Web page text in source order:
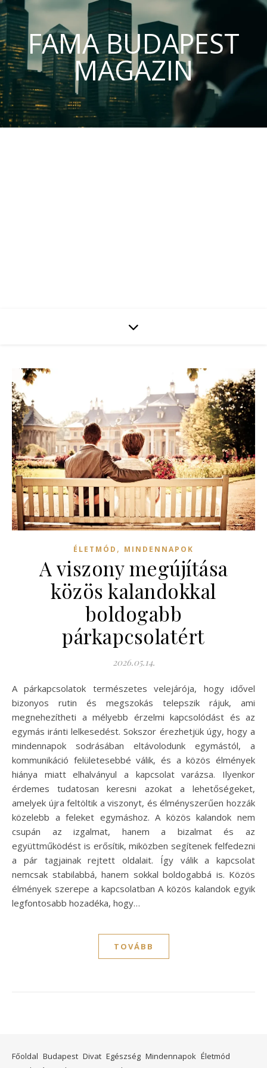
FAMA BUDAPEST
MAGAZIN
ÉLETMÓD , MINDENNAPOK
A viszony megújítása
közös kalandokkal
boldogabb
párkapcsolatért
2026.05.14.
A párkapcsolatok természetes velejárója, hogy idővel
bizonyos rutin és megszokás telepszik rájuk, ami
megnehezítheti a mélyebb érzelmi kapcsolódást és az
egymás iránti lelkesedést. Sokszor érezhetjük úgy, hogy a
mindennapok sodrásában eltávolodunk egymástól, a
kommunikáció felületesebbé válik, és a közös élmények
hiánya miatt elhalványul a kapcsolat varázsa. Ilyenkor
érdemes tudatosan keresni azokat a lehetőségeket,
amelyek újra feltöltik a viszonyt, és élményszerűen hozzák
közelebb a feleket egymáshoz. A közös kalandok nem
csupán az izgalmat, hanem a bizalmat és az
együttműködést is erősítik, miközben segítenek felfedezni
a pár tagjainak rejtett oldalait. Így válik a kapcsolat
nemcsak stabilabbá, hanem sokkal boldogabbá is. Közös
élmények szerepe a kapcsolatban A közös kalandok egyik
legfontosabb hozadéka, hogy…
TOVÁBB
Főoldal Budapest Divat Egészség Mindennapok Életmód